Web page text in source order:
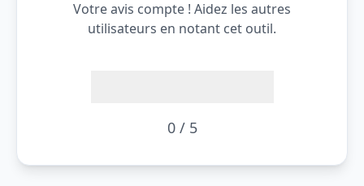
Votre avis compte ! Aidez les autres
utilisateurs en notant cet outil.
0 / 5